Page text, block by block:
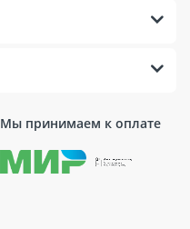
Мы принимаем к оплате